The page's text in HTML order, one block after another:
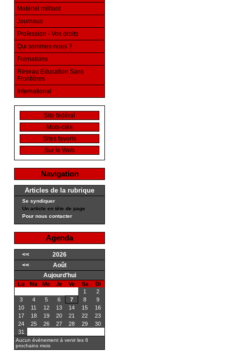
Matériel militant
Journaux
Profession - Vos droits
Qui sommes-nous ?
Formations
Réseau Education Sans
Frontières
International
Site fédéral
Mots-clés
Sites favoris
Sur le Web
Navigation
Articles de la rubrique
Se syndiquer
Un article en tête de page
Pour nous contacter
Agenda
<<
2026
<<
Août
Aujourd’hui
Lu Ma Me Je Ve Sa
Di
1
2
3
4 5 6 7 8
9
10
11 12 13 14 15
16
17
18 19 20 21 22
23
24
25 26 27 28 29
30
31
Aucun évènement à venir les 6
prochains mois